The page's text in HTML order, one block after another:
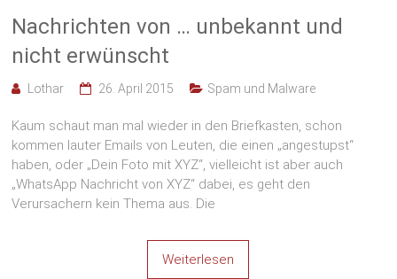
Nachrichten von … unbekannt und
nicht erwünscht
Lothar 26. April 2015 Spam und Malware
Kaum schaut man mal wieder in den Briefkasten, schon
kommen lauter Emails von Leuten, die einen „angestupst“
haben, oder „Dein Foto mit XYZ“, vielleicht ist aber auch
„WhatsApp Nachricht von XYZ“ dabei, es geht den
Verursachern kein Thema aus. Die
Weiterlesen